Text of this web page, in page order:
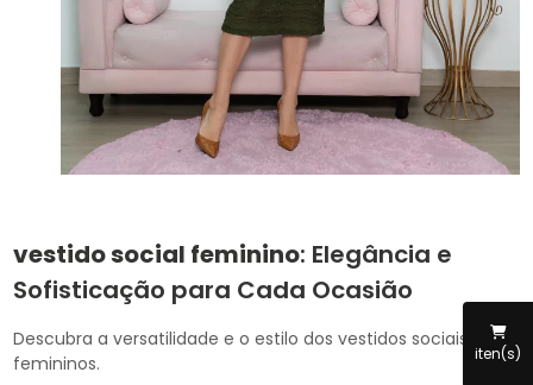
iten(s)
vestido social feminino: Elegância e
Sofisticação para Cada Ocasião
Descubra a versatilidade e o estilo dos vestidos sociais
femininos.